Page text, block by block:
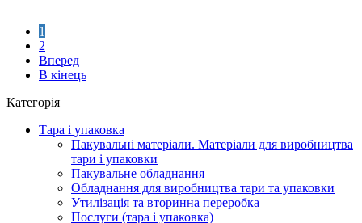
1
2
Вперед
В кінець
Категорія
Тара і упаковка
Пакувальні матеріали. Матеріали для виробництва
тари і упаковки
Пакувальне обладнання
Обладнання для виробництва тари та упаковки
Утилізація та вторинна переробка
Послуги (тара і упаковка)